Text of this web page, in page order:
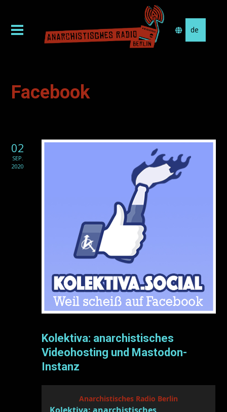
auswählen
Facebook
02
SEP.
2020
Kolektiva: anarchistisches
Videohosting und Mastodon-
Instanz